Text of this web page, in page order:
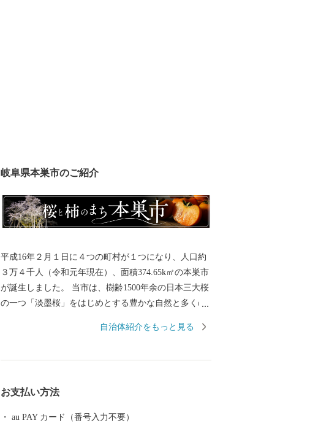
岐阜県本巣市のご紹介
平成16年２月１日に４つの町村が１つになり、人口約
３万４千人（令和元年現在）、面積374.65k㎡の本巣市
が誕生しました。 当市は、樹齢1500年余の日本三大桜
の一つ「淡墨桜」をはじめとする豊かな自然と多くの
方、「住みよさランキング2009年版」（東洋経済新報
ら、製造業などの企業立地に加え、都市近郊型の農業
が盛んであり、柿の王様といわれる富有柿やイチゴは
自治体紹介をもっと見る
お支払い方法
au PAY カード（番号入力不要）